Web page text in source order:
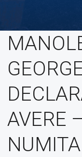
AVERE –